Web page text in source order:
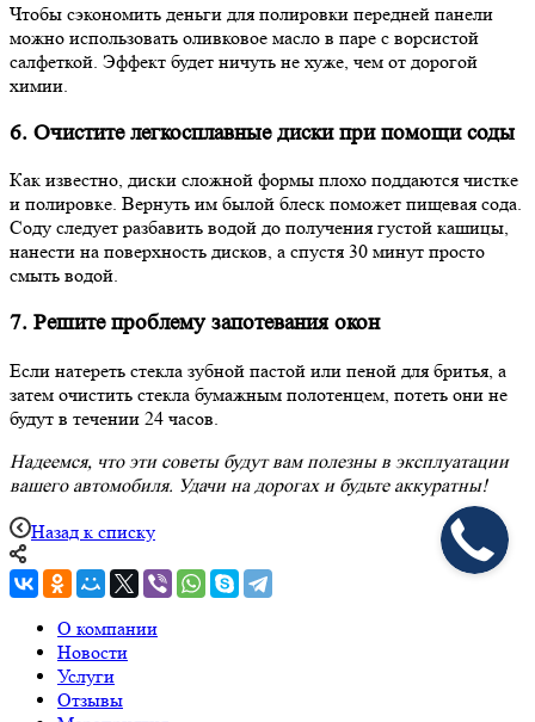
Чтобы сэкономить деньги для полировки передней панели
можно использовать оливковое масло в паре с ворсистой
салфеткой. Эффект будет ничуть не хуже, чем от дорогой
химии.
6. Очистите легкосплавные диски при помощи соды
Как известно, диски сложной формы плохо поддаются чистке
и полировке. Вернуть им былой блеск поможет пищевая сода.
Соду следует разбавить водой до получения густой кашицы,
нанести на поверхность дисков, а спустя 30 минут просто
смыть водой.
7. Решите проблему запотевания окон
Если натереть стекла зубной пастой или пеной для бритья, а
затем очистить стекла бумажным полотенцем, потеть они не
будут в течении 24 часов.
Надеемся, что эти советы будут вам полезны в эксплуатации
вашего автомобиля. Удачи на дорогах и будьте аккуратны!
Назад к списку
О компании
Новости
Услуги
Отзывы